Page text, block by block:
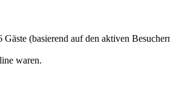
(basierend auf den aktiven
waren.